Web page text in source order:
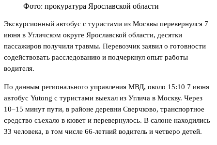
Фото: прокуратура Ярославской области
Экскурсионный автобус с туристами из Москвы перевернулся 7
июня в Угличском округе Ярославской области, десятки
пассажиров получили травмы. Перевозчик заявил о готовности
содействовать расследованию и подчеркнул опыт работы
водителя.
По данным регионального управления МВД, около 15:10 7 июня
автобус Yutong с туристами выехал из Углича в Москву. Через
10–15 минут пути, в районе деревни Сверчково, транспортное
средство съехало в кювет и перевернулось. В салоне находились
33 человека, в том числе 66-летний водитель и четверо детей.